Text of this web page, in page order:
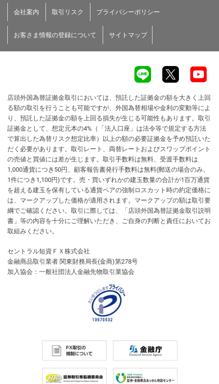
会社案内 取引リスク プライバシーポリシー
お客さま情報の登録について サイトマップ
店頭外国為替証拠金取引においては、預託した証拠金の額を大きく上回
る額の取引を行うことも可能ですが、外国為替相場や金利の変動等によ
り、預託した証拠金の額を上回る損失が生じる可能性もあります。取引
証拠金として、想定元本の4%（「法人口座」は法令等で規定する方法
で算出した為替リスク想定比率）以上の額の必要証拠金を予め預託いた
だく必要があります。取引レート、両替レートおよびスワップポイント
の売値と買値には差が生じます。取引手数料は無料、受渡手数料は
1,000通貨につき50円、顧客報告書発行手数料は無料(郵送の場合のみ、
1件につき1,100円)です。売・買いずれかの建玉数量の合計が1百万通貨
を超える建玉を保有している通貨ペアの強制ロスカット時の約定価格に
は、マークアップした価格が適用されます。マークアップの額は取引要
綱でご確認ください。取引に際しては、「店頭外国為替証拠金取引説明
書」等の内容を十分にご理解いただき、ご自身の判断と責任においてお
取組みください。
セントラル短資ＦＸ株式会社
金融商品取引業者 関東財務局長(金商)第278号
加入協会：一般社団法人金融先物取引業協会